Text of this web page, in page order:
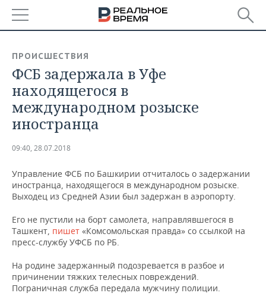
БАШКОРТОСТАН
ТАТАРСТАН
УДМУРТИЯ
НОВОСТИ
АНАЛИТИКА
НОВОСТИ АНАЛИТИКИ
ДЕКЛАРАЦИИ О ДОХОДАХ
КОРОЛИ ГОСЗАКАЗА ПФО
КОМУ ПРИНАДЛЕЖАТ
ТОРГОВЫЕ ЦЕНТРЫ
ЭКОНОМИКА
НОВОСТИ ЭКОНОМИКИ
ФИНАНСЫ
БЮДЖЕТ
ИНВЕСТИЦИИ
ПРОМЫШЛЕННОСТЬ
НОВОСТИ
ПРОМЫШЛЕННОСТИ
АГРОПРОМ
МАШИНОСТРОЕНИЕ
НЕФТЕХИМИЯ
НЕДВИЖИМОСТЬ
НОВОСТИ АВТО
БИЗНЕС
НОВОСТИ БИЗНЕСА
РОЗНИЧНАЯ ТОРГОВЛЯ
ТЕХНОЛОГИИ
НОВОСТИ ТЕХНОЛОГИЙ
МЕРОПРИЯТИЯ
ПРОИСШЕСТВИЯ
ФСБ задержала в Уфе
находящегося в
международном розыске
иностранца
09:40, 28.07.2018
Управление ФСБ по Башкирии отчиталось о задержании
иностранца, находящегося в международном розыске.
Выходец из Средней Азии был задержан в аэропорту.
Его не пустили на борт самолета, направлявшегося в
Ташкент, пишет «Комсомольская правда» со ссылкой на
пресс-службу УФСБ по РБ.
На родине задержанный подозревается в разбое и
причинении тяжких телесных повреждений.
Пограничная служба передала мужчину полиции.